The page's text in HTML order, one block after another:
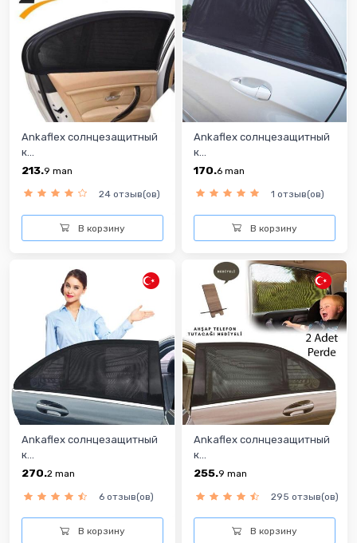
Ankaflex солнцезащитный
к...
213.9 man
24 отзыв(ов)
В корзину
Ankaflex солнцезащитный
к...
170.6 man
1 отзыв(ов)
В корзину
Ankaflex солнцезащитный
к...
270.2 man
6 отзыв(ов)
В корзину
Ankaflex солнцезащитный
к...
255.9 man
295 отзыв(ов)
В корзину